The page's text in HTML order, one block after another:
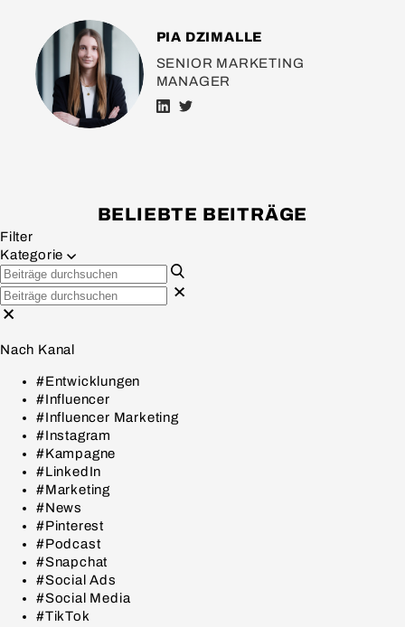
PIA DZIMALLE
SENIOR MARKETING
MANAGER
BELIEBTE BEITRÄGE
Filter
Kategorie
Nach Kanal
#Entwicklungen
#Influencer
#Influencer Marketing
#Instagram
#Kampagne
#LinkedIn
#Marketing
#News
#Pinterest
#Podcast
#Snapchat
#Social Ads
#Social Media
#TikTok